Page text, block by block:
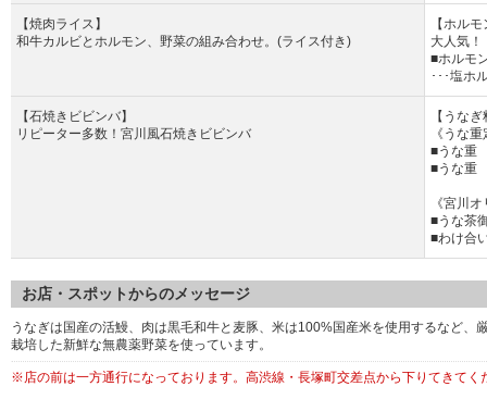
【焼肉ライス】
和牛カルビとホルモン、野菜の組み合わせ。(ライス付き)
【ホル
大人気！
■ホルモ
･･･塩ホ
【石焼きビビンバ】
リピーター多数！宮川風石焼きビビンバ
【うな
《うな
■うな重
■うな
《宮川
■うな茶
■わけ合
お店・スポットからのメッセージ
うなぎは国産の活鰻、肉は黒毛和牛と麦豚、米は100%国産米を使用するなど
栽培した新鮮な無農薬野菜を使っています。
※店の前は一方通行になっております。高渋線・長塚町交差点から下りてきてく